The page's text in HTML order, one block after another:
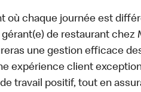
où chaque journée est
de restaurant chez
une gestion efficace
expérience client
travail positif, tout en